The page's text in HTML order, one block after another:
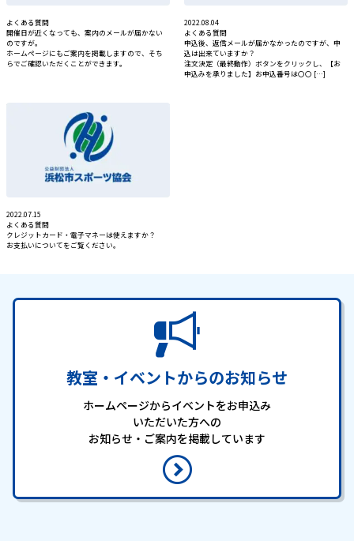
よくある質問
開催日が近くなっても、案内のメールが届かない
のですが。
ホームページにもご案内を掲載しますので、そち
らでご確認いただくことができます。
2022.08.04
よくある質問
申込後、返信メールが届かなかったのですが、申
込は出来ていますか？
注文決定（最終動作）ボタンをクリックし、【お
申込みを承りました】お申込番号は〇〇 […]
2022.07.15
よくある質問
クレジットカード・電子マネーは使えますか？
お支払いについてをご覧ください。
教室・イベントからのお知らせ
ホームページからイベントをお申込み
いただいた方への
お知らせ・ご案内を掲載しています